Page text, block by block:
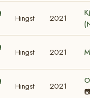
Hingst 2021
Hingst 2021
Hingst 2021